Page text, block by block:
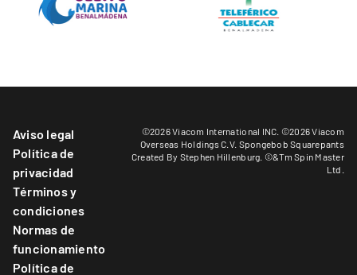
Aviso legal
Política de
privacidad
Términos y
condiciones
Normas de
funcionamiento
Política de
©2026 Viacom International INC. ©2026 Viacom
Overseas Holdings C.V. Spongebob Squarepants
Created By Stephen Hillenburg. ©&Tm Spin Master
Ltd.